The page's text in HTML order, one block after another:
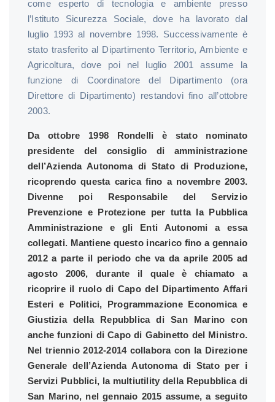
come esperto di tecnologia e ambiente presso
l’Istituto Sicurezza Sociale, dove ha lavorato dal
luglio 1993 al novembre 1998. Successivamente è
stato trasferito al Dipartimento Territorio, Ambiente e
Agricoltura, dove poi nel luglio 2001 assume la
funzione di Coordinatore del Dipartimento (ora
Direttore di Dipartimento) restandovi fino all’ottobre
2003.
Da ottobre 1998 Rondelli è stato nominato
presidente del consiglio di amministrazione
dell’Azienda Autonoma di Stato di Produzione,
ricoprendo questa carica fino a novembre 2003.
Divenne poi Responsabile del Servizio
Prevenzione e Protezione per tutta la Pubblica
Amministrazione e gli Enti Autonomi a essa
collegati. Mantiene questo incarico fino a gennaio
2012 a parte il periodo che va da aprile 2005 ad
agosto 2006, durante il quale è chiamato a
ricoprire il ruolo di Capo del Dipartimento Affari
Esteri e Politici, Programmazione Economica e
Giustizia della Repubblica di San Marino con
anche funzioni di Capo di Gabinetto del Ministro.
Nel triennio 2012-2014 collabora con la Direzione
Generale dell’Azienda Autonoma di Stato per i
Servizi Pubblici, la multiutility della Repubblica di
San Marino, nel gennaio 2015 assume, a seguito